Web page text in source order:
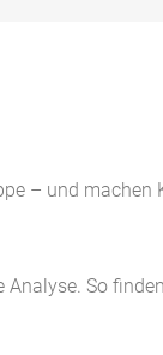
– und machen
Analyse. So